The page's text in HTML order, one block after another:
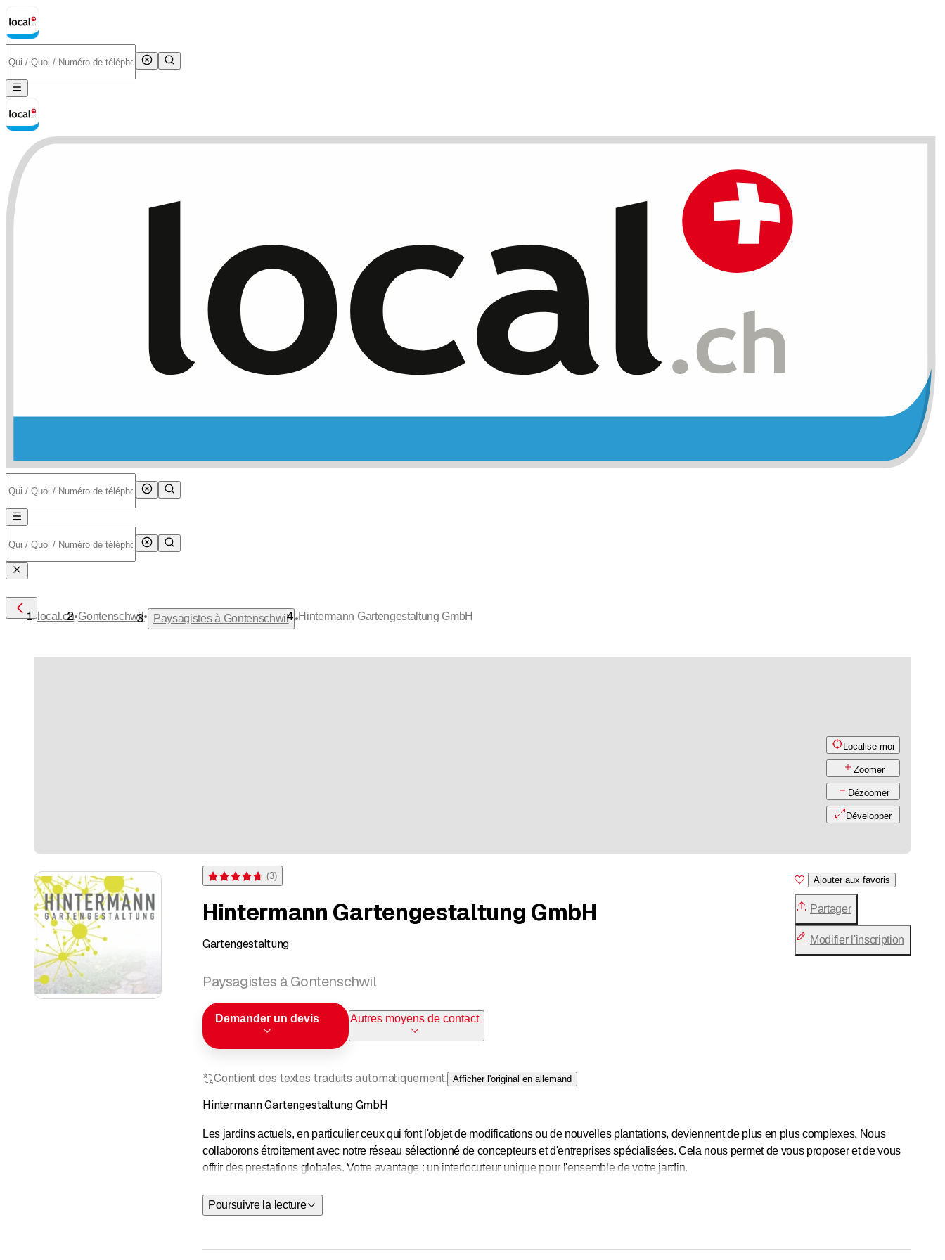
Localise-moi
Zoomer
Dézoomer
Développer
Note 4,7 sur 5 étoiles pour 3 évaluations
(3)
Hintermann Gartengestaltung GmbH
Gartengestaltung
Paysagistes à Gontenschwil
Demander un devis Autres moyens de contact
Ajouter aux favoris
Partager
Modifier l'inscription
Contient des textes traduits automatiquement. Afficher l'original en allemand
Hintermann Gartengestaltung GmbH
Les jardins actuels, en particulier ceux qui font l'objet de modifications ou de nouvelles plantations, deviennent de plus en plus complexes. Nous
collaborons étroitement avec notre réseau sélectionné de concepteurs et d'entreprises spécialisées. Cela nous permet de vous proposer et de vous
offrir des prestations globales. Votre avantage : un interlocuteur unique pour l'ensemble de votre jardin.
Nouvelles installations complètes
Transformations/modifications
Murs de soutènement ; éléments ou pierres naturelles
Poursuivre la lecture
local.ch•Gontenschwil• Paysagistes à Gontenschwil •Hintermann Gartengestaltung GmbH